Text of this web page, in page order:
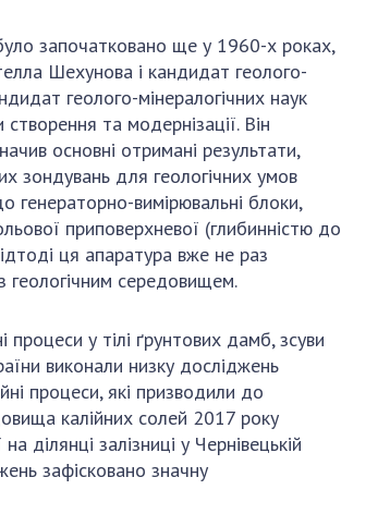
започатковано ще у 1960-х роках,
Шехунова і кандидат геолого-
геолого-мінералогічних наук
та модернізації. Він
основні отримані результати,
зондувань для геологічних умов
генераторно-вимірювальні блоки,
приповерхневої (глибинністю до
ця апаратура вже не раз
геологічним середовищем.
у тілі ґрунтових дамб, зсуви
виконали низку досліджень
процеси, які призводили до
калійних солей 2017 року
ділянці залізниці у Чернівецькій
зафісковано значну